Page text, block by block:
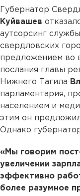
Губернатор
Куйвашев
аутсорсинг
свердловских
предложением во
послания главы
Нижнего Тагила
парламентария,
населением и
этим он
Однако
«Мы говорим
увеличении
эффективно
более разумное